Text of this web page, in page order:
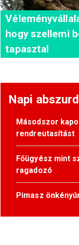
hogy szellemi
tapasztal
Napi abszurd
Másodszor
rendreutasítást
Főügyész mint
ragadozó
Pimasz